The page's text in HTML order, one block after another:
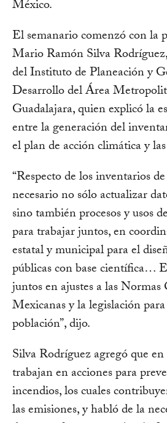
México.
El semanario comenzó con la
Mario Ramón Silva
del Instituto de Planeación y
Desarrollo del Área
Guadalajara, quien explicó la
entre la generación del
el plan de acción climática y
“Respecto de los inventarios
necesario no sólo actualizar
sino también procesos y usos
para trabajar juntos, en
estatal y municipal para el
públicas con base científica…
juntos en ajustes a las Normas
Mexicanas y la legislación
población”, dijo.
Silva Rodríguez agregó que
trabajan en acciones para
incendios, los cuales
las emisiones, y habló de la